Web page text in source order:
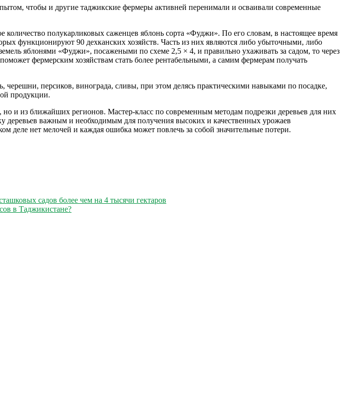
чтобы и другие таджикские фермеры активней перенимали и осваивали современные
полукарликовых саженцев яблонь сорта «Фуджи». По его словам, в настоящее время
функционируют 90 дехканских хозяйств. Часть из них являются либо убыточными, либо
яблонями «Фуджи», посажеными по схеме 2,5 × 4, и правильно ухаживать за садом, то через
фермерским хозяйствам стать более рентабельными, а самим фермерам получать
персиков, винограда, сливы, при этом делясь практическими навыками по посадке,
продукции.
и из ближайших регионов. Мастер-класс по современным методам подрезки деревьев для них
важным и необходимым для получения высоких и качественных урожаев
нет мелочей и каждая ошибка может повлечь за собой значительные потери.
садов более чем на 4 тысячи гектаров
в Таджикистане?